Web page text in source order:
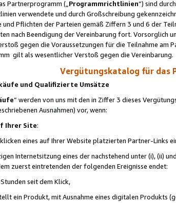
Partnerprogramm („Programmrichtlinien“) sind
verwendete und durch Großschreibung
und Pflichten der Parteien gemäß Ziffern 3 und 6 der
nach Beendigung der Vereinbarung fort. Vorsorglich
gegen die Voraussetzungen für die Teilnahme
gilt als wesentlicher Verstoß gegen die Vereinbarung.
Vergütungskatalog für das
und Qualifizierte Umsätze
“ werden von uns mit den in Ziffer 3 dieses
Ausnahmen) vor, wenn:
Ihrer Site:
eines auf Ihrer Website platzierten Partner-Links
Internetsitzung eines der nachstehend unter (i), (ii)
zuerst eintretenden der folgenden Ereignisse endet:
seit dem Klick,
ein Produkt, mit Ausnahme eines digitalen Produkts